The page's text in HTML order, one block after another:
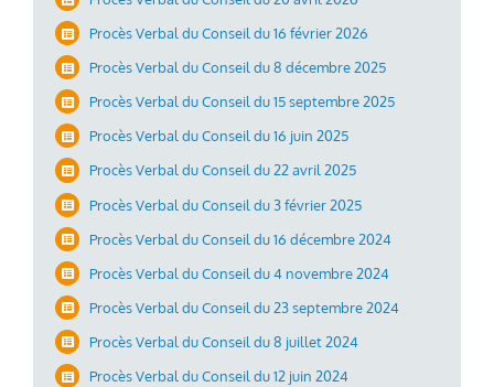
Procès Verbal du Conseil du 16 février 2026
Procès Verbal du Conseil du 8 décembre 2025
Procès Verbal du Conseil du 15 septembre 2025
Procès Verbal du Conseil du 16 juin 2025
Procès Verbal du Conseil du 22 avril 2025
Procès Verbal du Conseil du 3 février 2025
Procès Verbal du Conseil du 16 décembre 2024
Procès Verbal du Conseil du 4 novembre 2024
Procès Verbal du Conseil du 23 septembre 2024
Procès Verbal du Conseil du 8 juillet 2024
Procès Verbal du Conseil du 12 juin 2024